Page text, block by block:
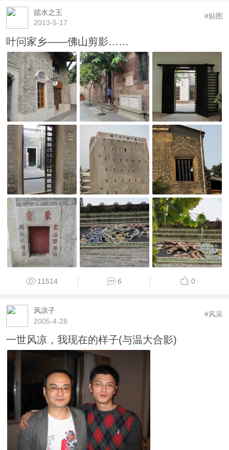
掂水之王
2013-5-17
#贴图
叶问家乡——佛山剪影……
11514 6 0
风凉子
2005-4-28
#风采
一世风凉，我现在的样子(与温大合影)